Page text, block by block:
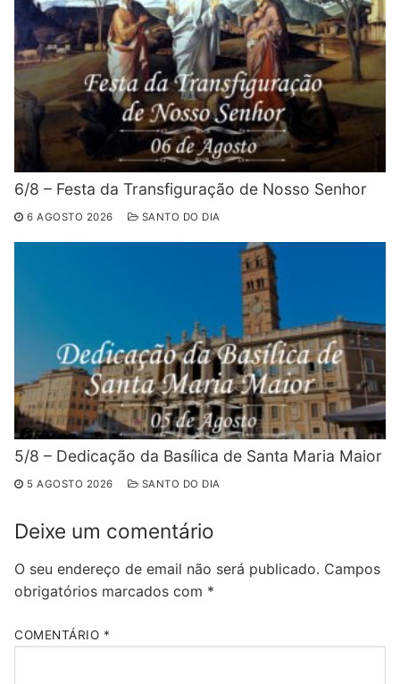
6/8 – Festa da Transfiguração de Nosso Senhor
6 AGOSTO 2026 SANTO DO DIA
5/8 – Dedicação da Basílica de Santa Maria Maior
5 AGOSTO 2026 SANTO DO DIA
Deixe um comentário
O seu endereço de email não será publicado. Campos
obrigatórios marcados com *
COMENTÁRIO *